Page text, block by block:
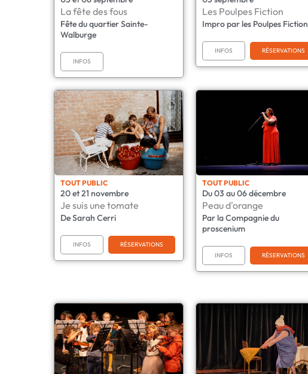
La fête des fous
Fête du quartier Sainte-
Walburge
INFOS
Les Poulpes Fiction
Impro par les Poulpes Fiction
INFOS RÉSERVATIONS
TOUT PUBLIC
20 et 21 novembre
Je suis une tomate
De Sarah Cerri
INFOS RÉSERVATIONS
TOUT PUBLIC
Du 03 au 06 décembre
Peau d'orange
Par la Compagnie du
proscenium
INFOS RÉSERVATIONS